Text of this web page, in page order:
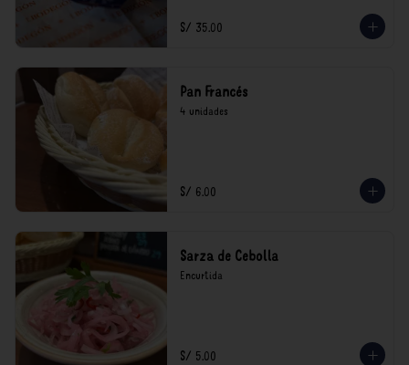
S/ 35.00
Pan Francés
4 unidades
S/ 6.00
Sarza de Cebolla
Encurtida
S/ 5.00